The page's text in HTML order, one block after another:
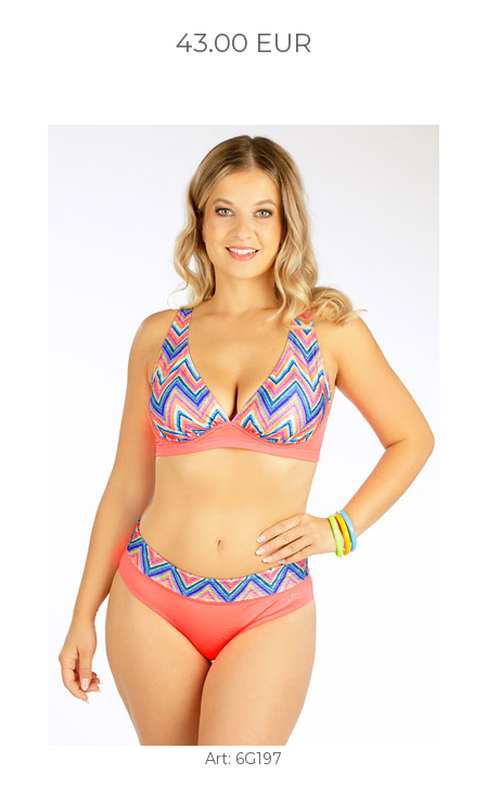
43.00 EUR
Art: 6G197